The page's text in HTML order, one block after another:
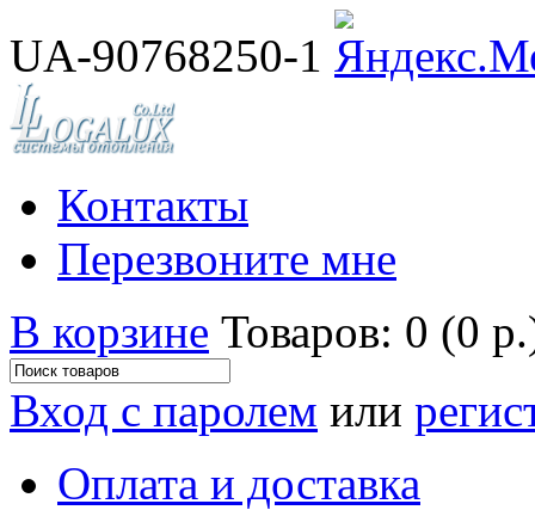
UA-90768250-1
Контакты
Перезвоните мне
В корзине Товаров: 0 (0
Вход с паролем или
Оплата и доставка